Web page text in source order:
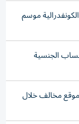
موسم
الجنسية
تحجب 14 ألف موقع مخالف خلال